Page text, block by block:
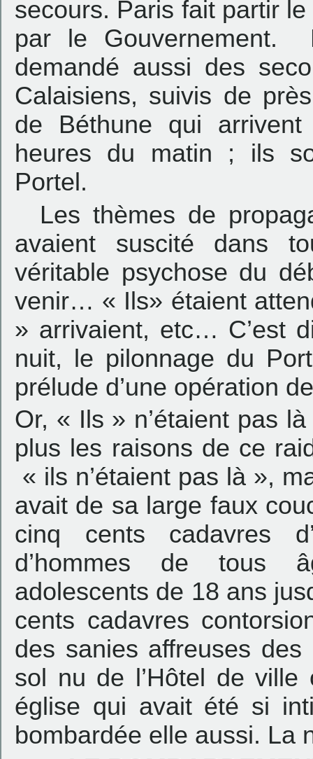
secours. Paris fait partir
par le Gouvernement.
demandé aussi des
Calaisiens, suivis de
de Béthune qui
heures du matin ; ils
Portel.
Les thèmes de
avaient suscité dans
véritable psychose du
venir… « Ils» étaient
» arrivaient, etc… C’est
nuit, le pilonnage du
prélude d’une opération
Or, « Ils » n’étaient pas
plus les raisons de ce
« ils n’étaient pas là »,
avait de sa large faux
cinq cents cadavres
d’hommes de tous
adolescents de 18 ans
cents cadavres
des sanies affreuses
sol nu de l’Hôtel de
église qui avait été si
bombardée elle aussi.